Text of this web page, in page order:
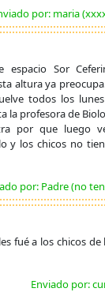
por: maria
espacio Sor
altura ya
todos los
la profesora de
por que luego
y los chicos no
por: Padre (no
fué a los chicos de
Enviado por: